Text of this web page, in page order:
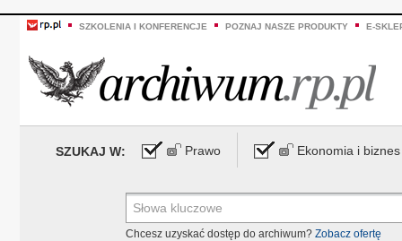
SZKOLENIA I KONFERENCJE POZNAJ NASZE PRODUKTY E-
SZUKAJ W: Prawo Ekonomia i biznes
Chcesz uzyskać dostęp do archiwum? Zobacz ofertę